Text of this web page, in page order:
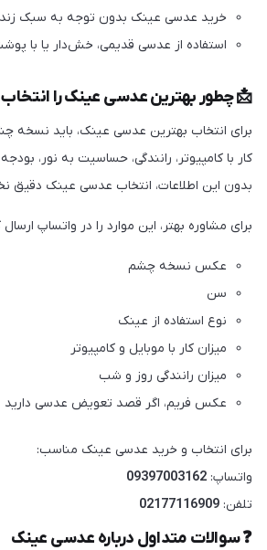
خرید عدسی عینک بدون توجه به سبک
استفاده از عدسی قدیمی، خش‌دار یا با
📩 چطور بهترین عدسی عینک را
برای انتخاب بهترین عدسی عینک، باید نسخه
کار با کامپیوتر، رانندگی، حساسیت به نور،
بدون این اطلاعات، انتخاب عدسی عینک دقیق
برای مشاوره بهتر، این موارد را در واتساپ ارسال
عکس نسخه چشم
سن
نوع استفاده از عینک
میزان کار با موبایل و کامپیوتر
میزان رانندگی روز و شب
عکس فریم، اگر قصد تعویض عدسی دارید
برای انتخاب و خرید عدسی عینک مناسب:
واتساپ: 09397003162
تلفن: 02177116909
❓ سوالات متداول درباره عدسی عینک